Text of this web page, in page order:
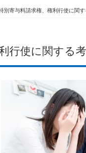
別寄与料請求権、権利行使に関
行使に関する